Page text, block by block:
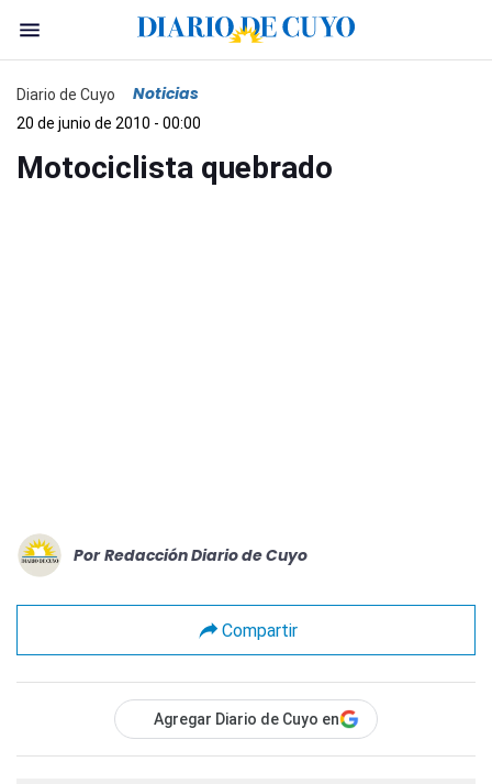
Diario de Cuyo Noticias
20 de junio de 2010 - 00:00
Motociclista quebrado
Por Redacción Diario de Cuyo
Compartir
Agregar Diario de Cuyo en